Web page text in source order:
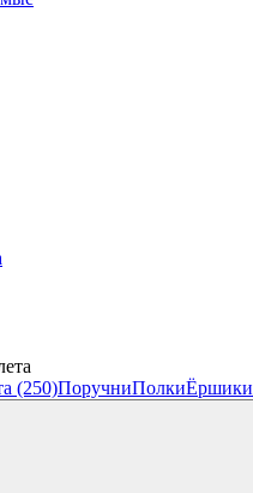
(250)ПоручниПолкиЁршики